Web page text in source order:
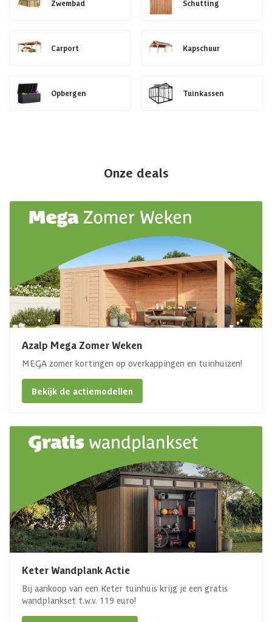
Zwembad Schutting
Carport Kapschuur
Opbergen Tuinkassen
Onze deals
Azalp Mega Zomer Weken
MEGA zomer kortingen op overkappingen en tuinhuizen!
Bekijk de actiemodellen
Keter Wandplank Actie
Bij aankoop van een Keter tuinhuis krijg je een gratis
wandplankset t.w.v. 119 euro!